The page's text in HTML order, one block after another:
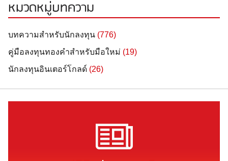
หมวดหมู่บทความ
บทความสำหรับนักลงทุน (776)
คู่มือลงทุนทองคำสำหรับมือใหม่ (19)
นักลงทุนอินเตอร์โกลด์ (26)